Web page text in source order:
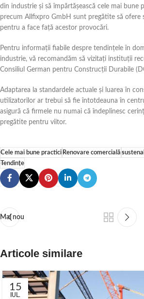
din industrie și să împărtășească cele mai bune
precum Allfixpro GmbH sunt pregătite să ofere
pentru a face față acestor provocări.
Pentru informații fiabile despre tendințele în
industrie, vă recomandăm să vizitați instituții
Consiliul German pentru Construcții Durabile
Adaptarea la standardele actuale și luarea în
utilizatorilor ar trebui să fie întotdeauna în
asigură că firmele nu numai că îndeplinesc
pregătite pentru viitor.
Cele mai bune practiciRenovare comercială
Tendințe
Mai nou
Articole similare
15
IUL.